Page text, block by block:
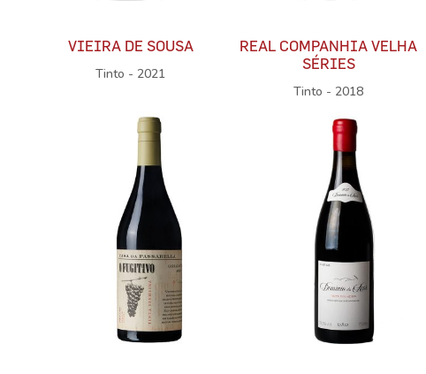
VIEIRA DE SOUSA
Tinto - 2021
REAL COMPANHIA VELHA
SÉRIES
Tinto - 2018